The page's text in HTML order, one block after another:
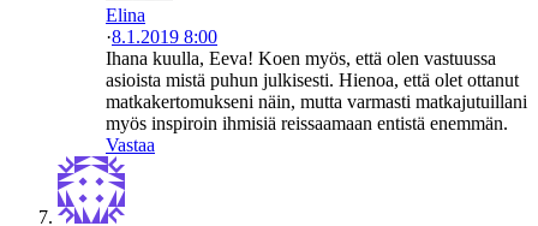
Elina
·8.1.2019 8:00
Ihana kuulla, Eeva! Koen myös, että olen vastuussa
asioista mistä puhun julkisesti. Hienoa, että olet ottanut
matkakertomukseni näin, mutta varmasti matkajutuillani
myös inspiroin ihmisiä reissaamaan entistä enemmän.
Vastaa